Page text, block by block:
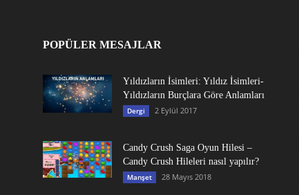
POPÜLER MESAJLAR
Yıldızların İsimleri: Yıldız İsimleri-
Yıldızların Burçlara Göre Anlamları
Dergi 2 Eylül 2017
Candy Crush Saga Oyun Hilesi –
Candy Crush Hileleri nasıl yapılır?
Manşet 28 Mayıs 2018